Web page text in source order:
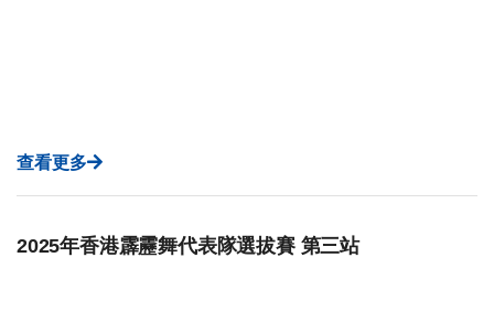
查看更多
2025年香港霹靂舞代表隊選拔賽 第三站